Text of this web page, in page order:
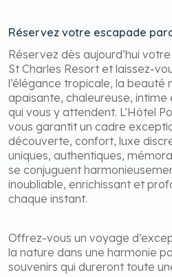
Réservez votre escapade
Réservez dès aujourd’hui
St Charles Resort et laissez-
l’élégance tropicale, la beauté
apaisante, chaleureuse,
qui vous y attendent. L’Hôtel
vous garantit un cadre
découverte, confort, luxe
uniques, authentiques,
se conjuguent
inoubliable, enrichissant et
chaque instant.
Offrez-vous un voyage
la nature dans une harmonie
souvenirs qui dureront toute